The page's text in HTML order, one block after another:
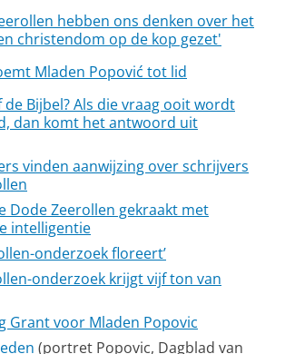
hebben ons denken over het
christendom op de kop gezet'
Mladen Popović tot lid
de Bijbel? Als die vraag ooit wordt
dan komt het antwoord uit
vinden aanwijzing over schrijvers
Dode Zeerollen gekraakt met
intelligentie
onderzoek floreert’
onderzoek krijgt vijf ton van
Grant voor Mladen Popovic
(portret Popovic, Dagblad van